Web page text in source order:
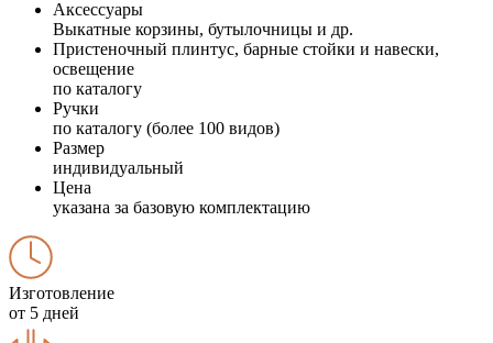
Аксессуары
Выкатные корзины, бутылочницы и др.
Пристеночный плинтус, барные стойки и навески,
освещение
по каталогу
Ручки
по каталогу (более 100 видов)
Размер
индивидуальный
Цена
указана за базовую комплектацию
Изготовление
от 5 дней